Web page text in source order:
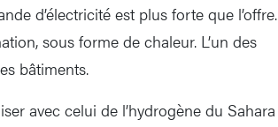
d’électricité est plus forte que l’offre.
sous forme de chaleur. L’un des
bâtiments.
avec celui de l’hydrogène du Sahara